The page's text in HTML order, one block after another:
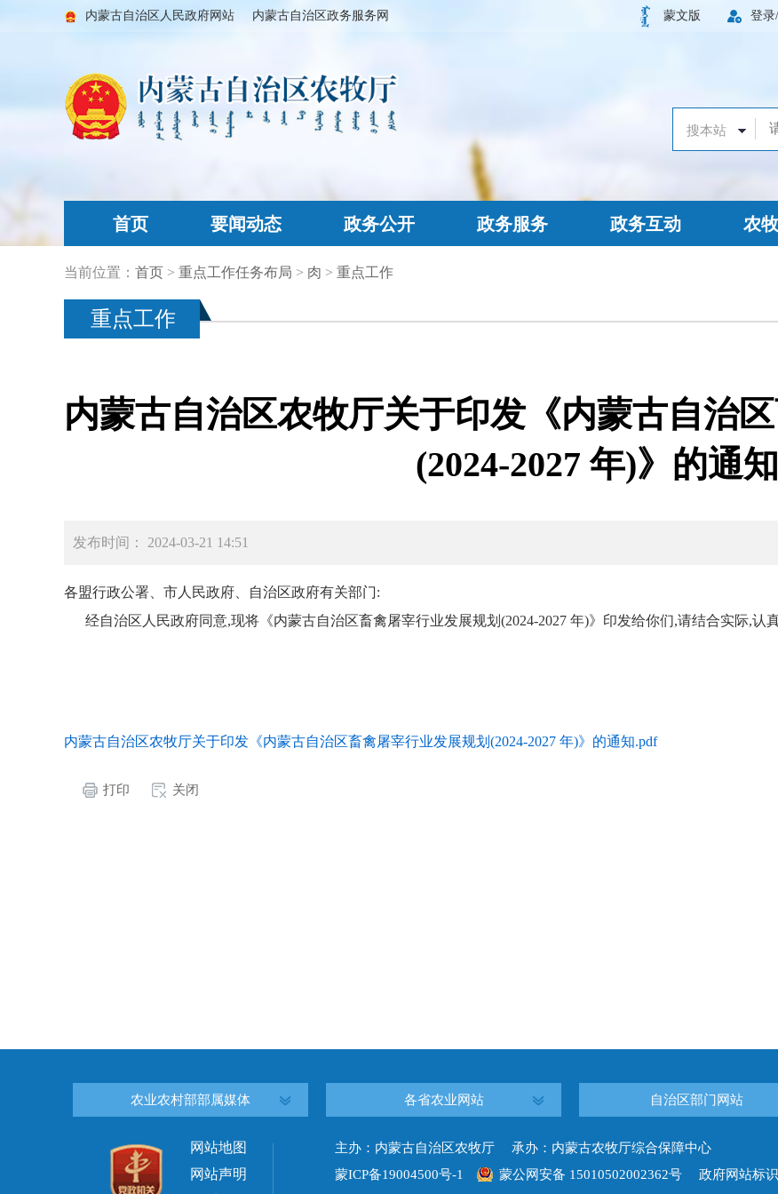
内蒙古自治区人民政府网站 内蒙古自治区政务服务网 登录
蒙文版
首页 要闻动态 政务公开 政务服务 政务互动 农
当前位置： 首页 > 重点工作任务布局 > 肉 > 重点工作
重点工作
内蒙古自治区农牧厅关于印发《内蒙古自治
(2024-2027 年)》的通知
发布时间： 2024-03-21 14:51
各盟行政公署、市人民政府、自治区政府有关部门:
经自治区人民政府同意,现将《内蒙古自治区畜禽屠宰行业发展规划(2024-2027 年)》印发给你们,请结合实际,认真
内蒙
内蒙古自治区农牧厅关于印发《内蒙古自治区畜禽屠宰行业发展规划(2024-2027 年)》的通知.pdf
打印 关闭
农业农村部部属媒体 各省农业网站 自治区部门网站
网站地图
网站声明
主办：内蒙古自治区农牧厅 承办：内蒙古农牧厅综合保障中心
蒙ICP备19004500号-1
蒙公网安备 15010502002362号 政府网站标识